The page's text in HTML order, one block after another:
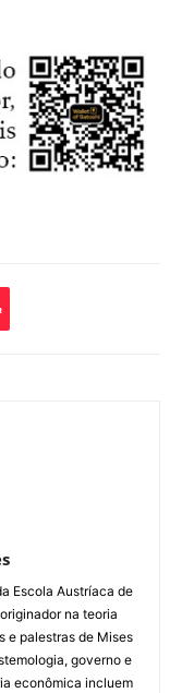
Escola Austríaca de
na teoria
e palestras de Mises
governo e
econômica incluem